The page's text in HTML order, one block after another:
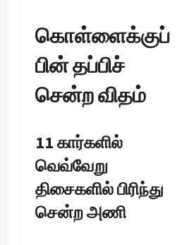
கொள்ளைக்குப்
பின் தப்பிச்
சென்ற விதம்
11 கார்களில்
வெவ்வேறு
திசைகளில் பிரிந்து
சென்ற அணி